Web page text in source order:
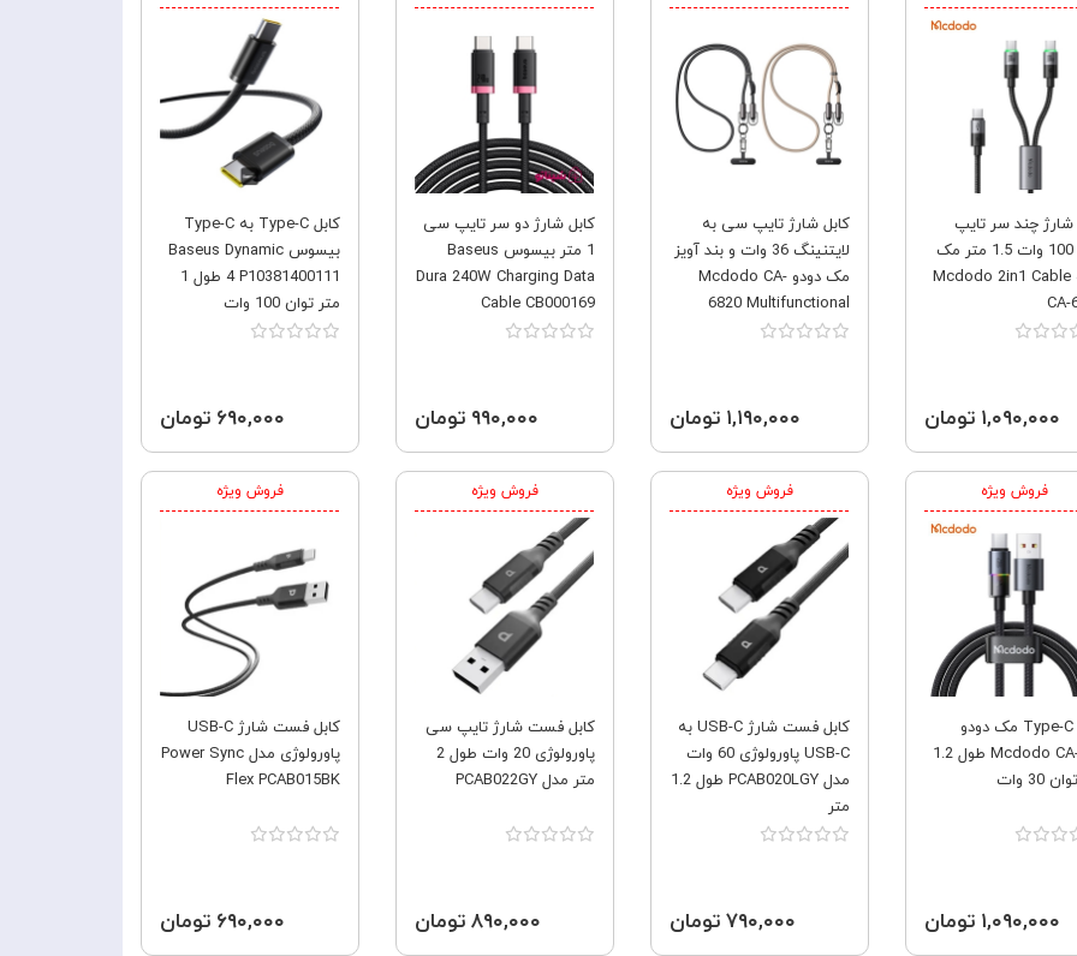
شارژ چند سر تایپ
سی 100 وات 1.5 متر مک
دودو Mcdodo 2in1 Cable
CA-
۱,۰۹۰,۰۰۰ تومان
کابل شارژ تایپ سی به
لایتنینگ 36 وات و بند آویز
مک دودو Mcdodo CA-
6820 Multifunctional
Lanyard
۱,۱۹۰,۰۰۰ تومان
کابل شارژ دو سر تایپ سی
1 متر بیسوس Baseus
Dura 240W Charging Data
Cable CB000169
۹۹۰,۰۰۰ تومان
کابل Type-C به Type-C
بیسوس Baseus Dynamic
4 P10381400111 طول 1
متر توان 100 وات
۶۹۰,۰۰۰ تومان
فروش ویژه
کابل Type-C مک دودو
Mcdodo CA-818 طول 1.2
30 وات
۱,۰۹۰,۰۰۰ تومان
فروش ویژه
کابل فست شارژ USB-C به
USB-C پاورولوژی 60 وات
مدل PCAB020LGY طول 1.2
متر
۷۹۰,۰۰۰ تومان
فروش ویژه
کابل فست شارژ تایپ سی
پاورولوژی 20 وات طول 2
متر مدل PCAB022GY
۸۹۰,۰۰۰ تومان
فروش ویژه
کابل فست شارژ USB-C
پاورولوژی مدل Power Sync
Flex PCAB015BK
۶۹۰,۰۰۰ تومان